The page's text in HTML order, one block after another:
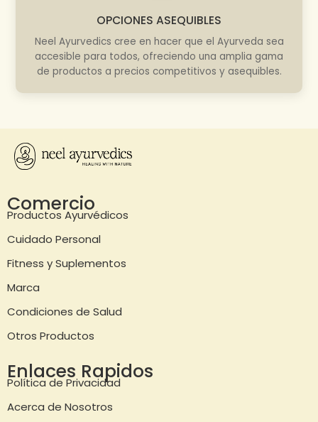
OPCIONES ASEQUIBLES
Neel Ayurvedics cree en hacer que el Ayurveda sea
accesible para todos, ofreciendo una amplia gama
de productos a precios competitivos y asequibles.
Comercio
Productos Ayurvédicos
Cuidado Personal
Fitness y Suplementos
Marca
Condiciones de Salud
Otros Productos
Enlaces Rapidos
Política de Privacidad
Acerca de Nosotros